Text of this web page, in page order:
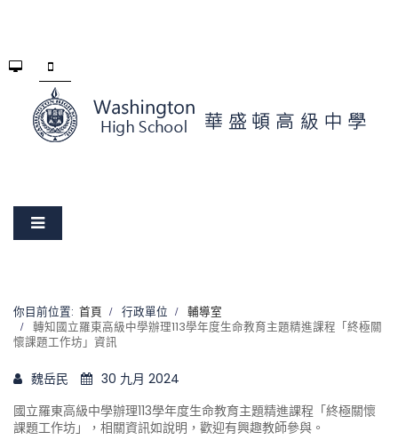
你目前位置: 首頁 行政單位
輔導室
轉知國立羅東高級中學辦理113學年度生命教育主題精進課程「終極關
懷課題工作坊」資訊
魏岳民
30 九月 2024
國立羅東高級中學辦理113學年度生命教育主題精進課程「終極關懷
課題工作坊」，相關資訊如說明，歡迎有興趣教師參與。